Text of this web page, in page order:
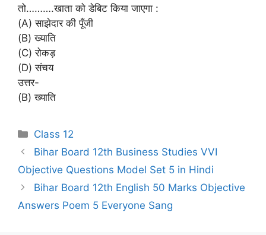
तो……….खाता को डेबिट किया जाएगा :
(A) साझेदार की पूँजी
(B) ख्याति
(C) रोकड़
(D) संचय
उत्तर-
(B) ख्याति
Categories
Class 12
Bihar Board 12th Business Studies VVI
Objective Questions Model Set 5 in Hindi
Bihar Board 12th English 50 Marks Objective
Answers Poem 5 Everyone Sang